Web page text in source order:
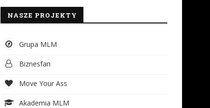
NASZE PROJEKTY
Grupa MLM
Biznesfan
Move Your Ass
Akademia MLM